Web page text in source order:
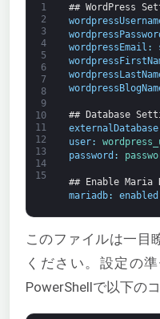
1
2
3
4
5
6
7
8
9
10
11
12
13
14
15
## WordPress
wordpressEmail :
## Database
externalDatabase
user:
password :
## Enable Maria
mariadb: enabled
このファイルは一目
ください。設定の
PowerShellで以下の